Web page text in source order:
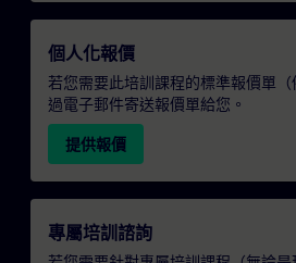
個人化報價
若您需要此培訓課程的標準報價單
過電子郵件寄送報價單給您。
提供報價
專屬培訓諮詢